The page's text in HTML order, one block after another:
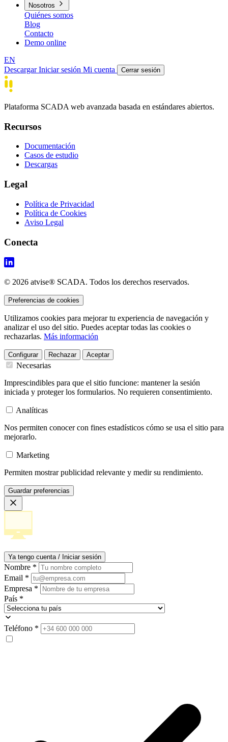
Nosotros
Quiénes somos
Blog
Contacto
Demo online
EN
DescargarIniciar sesión Mi cuenta Cerrar sesión
Plataforma SCADA web avanzada basada en estándares abiertos.
Recursos
Documentación
Casos de estudio
Descargas
Legal
Política de Privacidad
Política de Cookies
Aviso Legal
Conecta
© 2026 atvise® SCADA. Todos los derechos reservados.
Preferencias de cookies
Utilizamos cookies para mejorar tu experiencia de navegación y
analizar el uso del sitio. Puedes aceptar todas las cookies o
rechazarlas. Más información
Configurar Rechazar Aceptar
Necesarias
Imprescindibles para que el sitio funcione: mantener la sesión
iniciada y proteger los formularios. No requieren consentimiento.
Analíticas
Nos permiten conocer con fines estadísticos cómo se usa el sitio para
mejorarlo.
Marketing
Permiten mostrar publicidad relevante y medir su rendimiento.
Guardar preferencias
Ya tengo cuenta / Iniciar sesión
Nombre *
Email *
Empresa *
País *
Teléfono *